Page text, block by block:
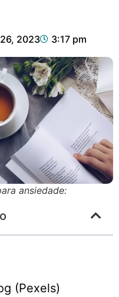
2023 3:17 pm
ansiedade:
(Pexels)